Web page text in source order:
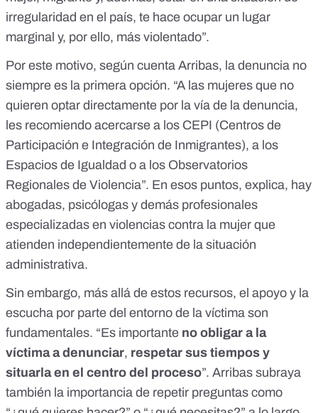
irregularidad en el país, te hace ocupar un lugar
marginal y, por ello, más violentado”.
Por este motivo, según cuenta Arribas, la denuncia no
siempre es la primera opción. “A las mujeres que no
quieren optar directamente por la vía de la denuncia,
les recomiendo acercarse a los CEPI (Centros de
Participación e Integración de Inmigrantes), a los
Espacios de Igualdad o a los Observatorios
Regionales de Violencia”. En esos puntos, explica, hay
abogadas, psicólogas y demás profesionales
especializadas en violencias contra la mujer que
atienden independientemente de la situación
administrativa.
Sin embargo, más allá de estos recursos, el apoyo y la
escucha por parte del entorno de la víctima son
fundamentales. “Es importante no obligar a la
víctima a denunciar, respetar sus tiempos y
situarla en el centro del proceso”. Arribas subraya
también la importancia de repetir preguntas como